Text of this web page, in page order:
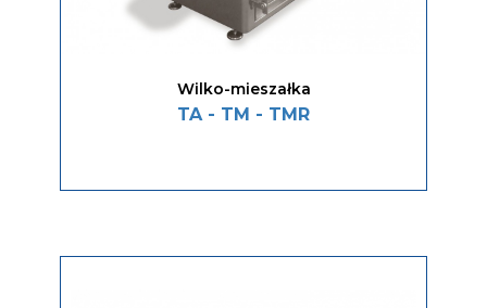
Wilko-mieszałka
TA - TM - TMR